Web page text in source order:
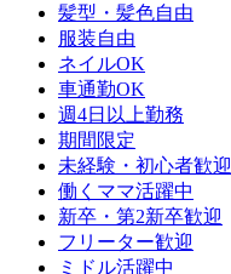
髪型・髪色自由
服装自由
ネイルOK
車通勤OK
週4日以上勤務
期間限定
未経験・初心者歓迎
働くママ活躍中
新卒・第2新卒歓迎
フリーター歓迎
ミドル活躍中